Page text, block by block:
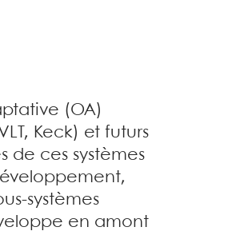
(OA)
Keck) et futurs
de ces systèmes
systèmes
en amont